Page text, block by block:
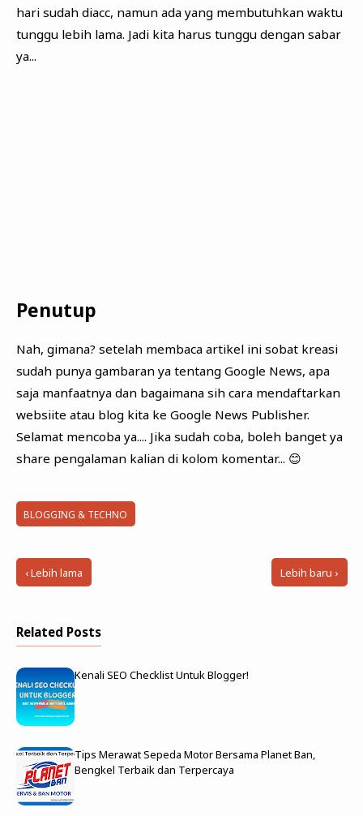
hari sudah diacc, namun ada yang membutuhkan waktu
tunggu lebih lama. Jadi kita harus tunggu dengan sabar
ya...
Penutup
Nah, gimana? setelah membaca artikel ini sobat kreasi
sudah punya gambaran ya tentang Google News, apa
saja manfaatnya dan bagaimana sih cara mendaftarkan
websiite atau blog kita ke Google News Publisher.
Selamat mencoba ya.... Jika sudah coba, boleh banget ya
share pengalaman kalian di kolom komentar... 😊
BLOGGING & TECHNO
‹ Lebih lama Lebih baru ›
Related Posts
Kenali SEO Checklist Untuk Blogger!
Tips Merawat Sepeda Motor Bersama Planet Ban,
Bengkel Terbaik dan Terpercaya